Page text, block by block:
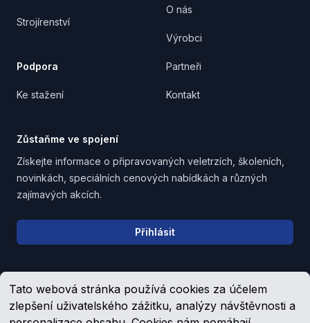
Tato webová stránka používá cookies za účelem
zlepšení uživatelského zážitku, analýzy návštěvnosti a
Strojírenství
Podpora
Ke stažení
O nás
Výrobci
Partneři
Kontakt
Zůstaňme ve spojení
Získejte informace o připravovaných veletrzích, školeních,
novinkách, speciálních cenových nabídkách a různých
zajímavých akcích.
Email address Přihlásit
Upozornění pro věřitele, společníky a zaměstnance